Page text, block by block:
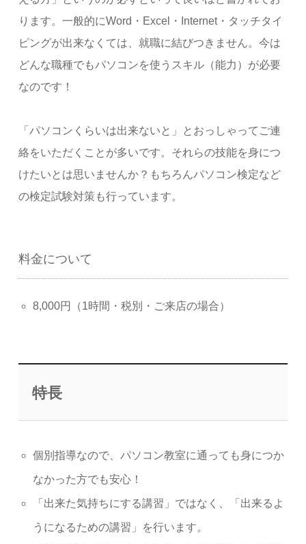
ります。一般的にWord・Excel・Internet・タッチタイ
ピングが出来なくては、就職に結びつきません。今は
どんな職種でもパソコンを使うスキル（能力）が必要
なのです！
「パソコンくらいは出来ないと」とおっしゃってご連
絡をいただくことが多いです。それらの技能を身につ
けたいとは思いませんか？もちろんパソコン検定など
の検定試験対策も行っています。
料金について
8,000円（1時間・税別・ご来店の場合）
特長
個別指導なので、パソコン教室に通っても身につか
なかった方でも安心！
「出来た気持ちにする講習」ではなく、「出来るよ
うになるための講習」を行います。